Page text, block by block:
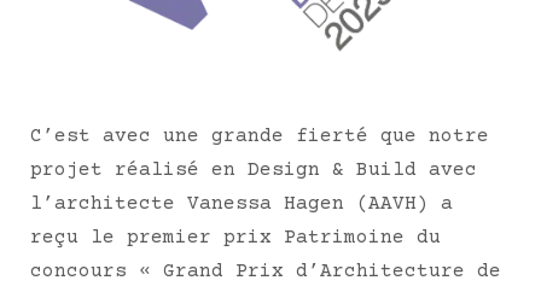
C’est avec une grande fierté que notre
projet réalisé en Design & Build avec
l’architecte Vanessa Hagen (AAVH) a
reçu le premier prix Patrimoine du
concours « Grand Prix d’Architecture de